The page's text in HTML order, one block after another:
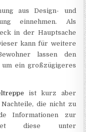
aus Design- und
einnehmen. Als
in der Hauptsache
kann für weitere
lassen den
um ein großzügigeres
ist kurz aber
die nicht zu
Informationen zur
diese unter